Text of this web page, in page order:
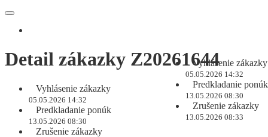
Vyhlásenie zákazky
05.05.2026 14:32
Predkladanie ponúk
13.05.2026 08:30
Zrušenie zákazky
13.05.2026 08:33
Detail zákazky Z20261644
Vyhlásenie zákazky
05.05.2026 14:32
Predkladanie ponúk
13.05.2026 08:30
Zrušenie zákazky